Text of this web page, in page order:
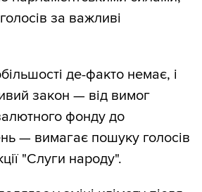
за важливі
де-факто немає, і
закон — від вимог
фонду до
— вимагає пошуку голосів
"Слуги народу".